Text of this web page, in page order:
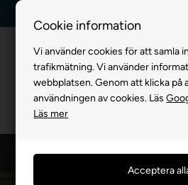
Cookie information
Vi använder cookies för att samla
trafikmätning. Vi använder
webbplatsen. Genom att klicka på
användningen av cookies. Läs
Läs mer
Hästutrustning - Här
din häst